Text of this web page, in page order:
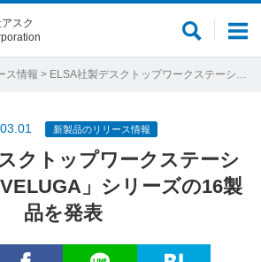
メ
ュ
サ
ト
スク
ス情報 > ELSA社製デスクトップワークステーション「ELSA VELUGA」シリーズの16製品を発表
新製品のリリース情報
クトップワークステーシ
」シリーズの16製
品を発表